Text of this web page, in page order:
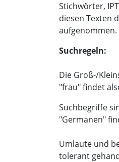
Stichwörter,
diesen Texten
aufgenommen.
Suchregeln:
Die Groß-/
"frau" findet
Suchbegriffe
"Germanen"
Umlaute und
tolerant